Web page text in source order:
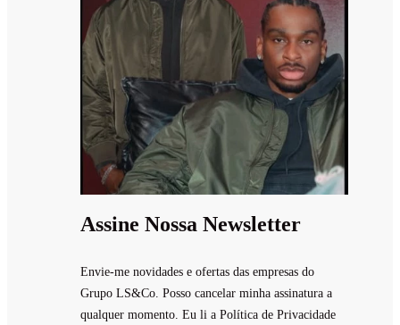
Assine Nossa Newsletter
Envie-me novidades e ofertas das empresas do
Grupo LS&Co. Posso cancelar minha assinatura a
qualquer momento. Eu li a Política de Privacidade